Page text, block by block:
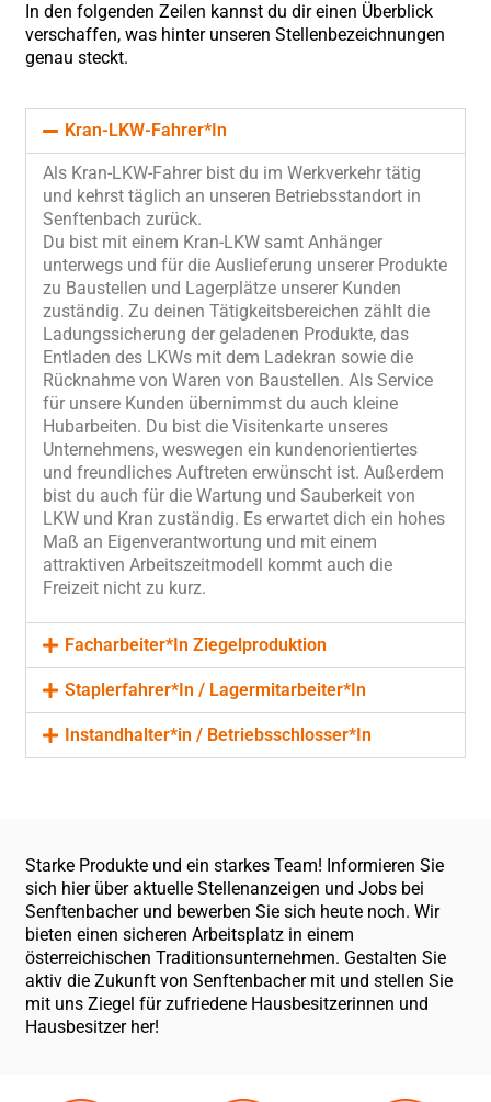
In den folgenden Zeilen kannst du dir einen Überblick
verschaffen, was hinter unseren Stellenbezeichnungen
genau steckt.
Kran-LKW-Fahrer*In
Als Kran-LKW-Fahrer bist du im Werkverkehr tätig
und kehrst täglich an unseren Betriebsstandort in
Senftenbach zurück.
Du bist mit einem Kran-LKW samt Anhänger
unterwegs und für die Auslieferung unserer Produkte
zu Baustellen und Lagerplätze unserer Kunden
zuständig. Zu deinen Tätigkeitsbereichen zählt die
Ladungssicherung der geladenen Produkte, das
Entladen des LKWs mit dem Ladekran sowie die
Rücknahme von Waren von Baustellen. Als Service
für unsere Kunden übernimmst du auch kleine
Hubarbeiten. Du bist die Visitenkarte unseres
Unternehmens, weswegen ein kundenorientiertes
und freundliches Auftreten erwünscht ist. Außerdem
bist du auch für die Wartung und Sauberkeit von
LKW und Kran zuständig. Es erwartet dich ein hohes
Maß an Eigenverantwortung und mit einem
attraktiven Arbeitszeitmodell kommt auch die
Freizeit nicht zu kurz.
Facharbeiter*In Ziegelproduktion
Staplerfahrer*In / Lagermitarbeiter*In
Instandhalter*in / Betriebsschlosser*In
Starke Produkte und ein starkes Team! Informieren Sie
sich hier über aktuelle Stellenanzeigen und Jobs bei
Senftenbacher und bewerben Sie sich heute noch. Wir
bieten einen sicheren Arbeitsplatz in einem
österreichischen Traditionsunternehmen. Gestalten Sie
aktiv die Zukunft von Senftenbacher mit und stellen Sie
mit uns Ziegel für zufriedene Hausbesitzerinnen und
Hausbesitzer her!